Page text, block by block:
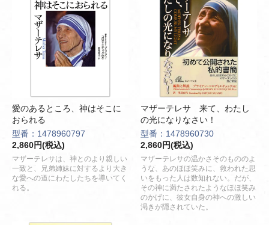
愛のあるところ、神はそこに
おられる
型番：1478960797
2,860円(税込)
マザーテレサは、神とのより親しい
一致と、兄弟姉妹に対するより大き
な愛への道にわたしたちを導いてく
れる。
マザーテレサ 来て、わたし
の光になりなさい！
型番：1478960730
2,860円(税込)
マザーテレサの温かさそのもののよ
うな、あのほほ笑みに、救われた思
いをもった人は数知れない。だが、
その神に満たされたようなほほ笑み
のかげに、彼女自身の神への激しい
渇きが隠されていた。